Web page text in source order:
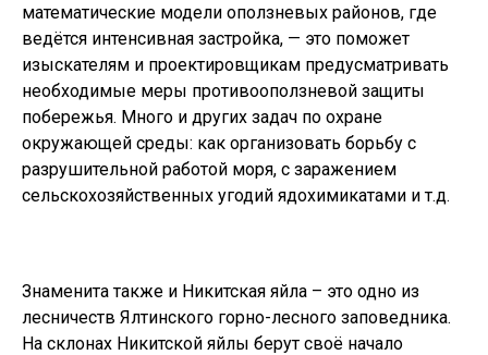
математические модели оползневых районов, где
ведётся интенсивная застройка, — это поможет
изыскателям и проектировщикам предусматривать
необходимые меры противооползневой защиты
побережья. Много и других задач по охране
окружающей среды: как организовать борьбу с
разрушительной работой моря, с заражением
сельскохозяйственных угодий ядохимикатами и т.д.
Знаменита также и Никитская яйла – это одно из
лесничеств Ялтинского горно-лесного заповедника.
На склонах Никитской яйлы берут своё начало